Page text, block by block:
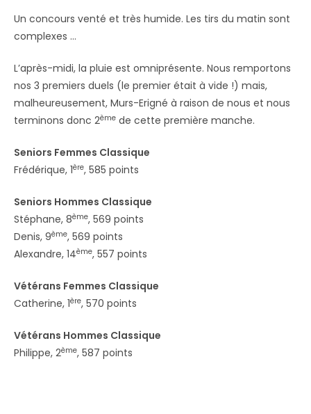
Un concours venté et très humide. Les tirs du matin sont
complexes …
L’après-midi, la pluie est omniprésente. Nous remportons
nos 3 premiers duels (le premier était à vide !) mais,
malheureusement, Murs-Erigné à raison de nous et nous
terminons donc 2ème de cette première manche.
Seniors Femmes Classique
Frédérique, 1ère, 585 points
Seniors Hommes Classique
Stéphane, 8ème, 569 points
Denis, 9ème, 569 points
Alexandre, 14ème, 557 points
Vétérans Femmes Classique
Catherine, 1ère, 570 points
Vétérans Hommes Classique
Philippe, 2ème, 587 points